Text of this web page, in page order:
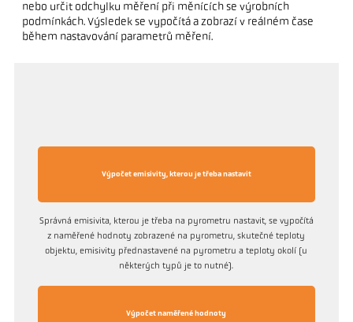
nebo určit odchylku měření při měnících se výrobních
podmínkách. Výsledek se vypočítá a zobrazí v reálném čase
během nastavování parametrů měření.
Výpočet emisivity, kterou je třeba nastavit
Správná emisivita, kterou je třeba na pyrometru nastavit, se vypočítá
z naměřené hodnoty zobrazené na pyrometru, skutečné teploty
objektu, emisivity přednastavené na pyrometru a teploty okolí (u
některých typů je to nutné).
Výpočet naměřené hodnoty